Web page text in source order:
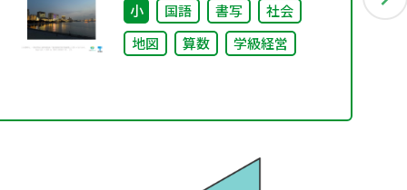
小 国語 書写
社会
地図
算数 学級経営